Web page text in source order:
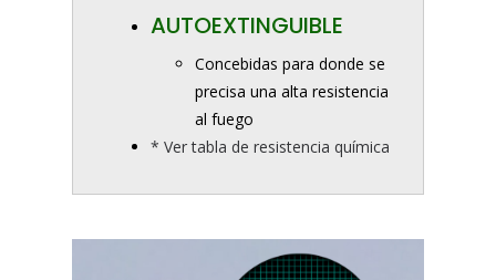
AUTOEXTINGUIBLE
Concebidas para donde se
precisa una alta resistencia
al fuego
* Ver tabla de resistencia química